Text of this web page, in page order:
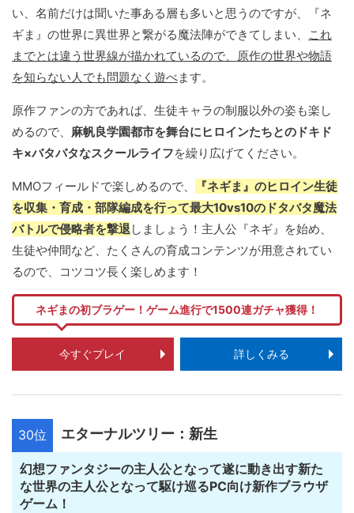
い、名前だけは聞いた事ある層も多いと思うのですが、『ネ
ギま』の世界に異世界と繋がる魔法陣ができてしまい、
これ
までとは違う世界線が描かれているので、原作の世界や物語
を知らない人でも問題なく遊べます。
原作ファンの方であれば、生徒キャラの制服以外の姿も楽し
めるので、 麻帆良学園都市を舞台にヒロインたちとのドキド
キ×バタバタなスクールライフを繰り広げてください。
MMOフィールドで楽しめるので、
『ネギま』のヒロイン生徒
を収集・育成・部隊編成を行って最大10vs10のドタバタ魔法
バトルで侵略者を撃退しましょう！主人公『ネギ』を始め、
生徒や仲間など、たくさんの育成コンテンツが用意されてい
るので、コツコツ長く楽しめます！
ネギまの初ブラゲー！ゲーム進行で1500連ガチャ獲得！
今すぐプレイ 詳しくみる
30位 エターナルツリー：新生
幻想ファンタジーの主人公となって遂に動き出す新た
な世界の主人公となって駆け巡るPC向け新作ブラウザ
ゲーム！